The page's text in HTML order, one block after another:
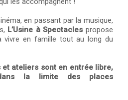
en passant par la musique,
L’Usine à Spectacles propose
vivre en famille tout au long du
et ateliers sont en entrée libre,
la limite des places